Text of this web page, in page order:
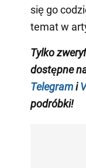
się go
temat w
Tylko
dostępne
Telegrami
podróbki!